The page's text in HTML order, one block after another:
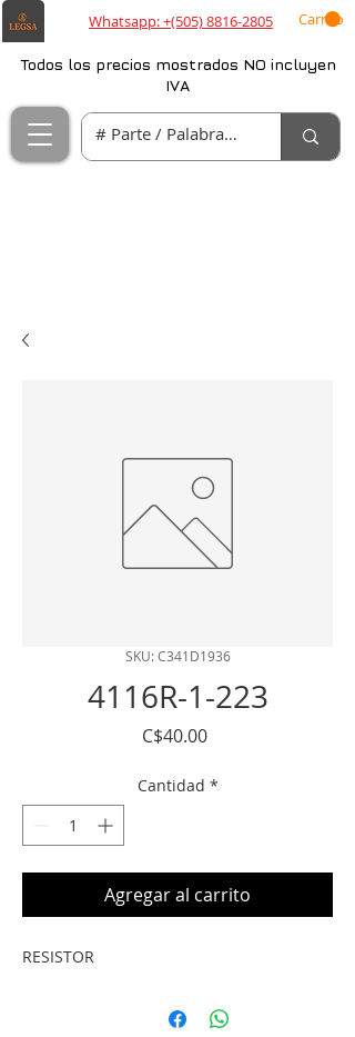
Whatsapp: +(505) 8816-2805 Carrito
Todos los precios mostrados NO incluyen
IVA
SKU: C341D1936
4116R-1-223
C$40.00Precio
Cantidad *
Agregar al carrito
RESISTOR